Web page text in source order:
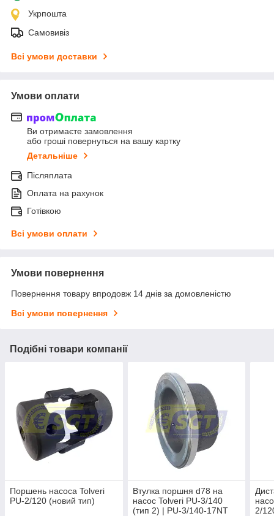
Укрпошта
Самовивіз
Всі умови доставки
Умови оплати
Ви отримаєте замовлення
або гроші повернуться на вашу картку
Детальніше
Післяплата
Оплата на рахунок
Готівкою
Всі умови оплати
Умови повернення
Повернення товару впродовж 14 днів за домовленістю
Всі умови повернення
Подібні товари компанії
Поршень насоса Tolveri
PU-2/120 (новий тип)
Втулка поршня d78 на
насос Tolveri PU-3/140
(тип 2) | PU-3/140-17NT
2/